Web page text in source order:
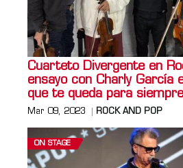
Cuarteto Divergente en
ensayo con Charly García
que te queda para
Mar 09, 2023 ROCK AND POP
ON STAGE